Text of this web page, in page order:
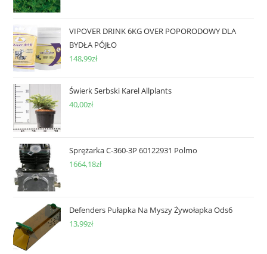
VIPOVER DRINK 6KG OVER POPORODOWY DLA
BYDŁA PÓJŁO
148,99zł
Świerk Serbski Karel Allplants
40,00zł
Sprężarka C-360-3P 60122931 Polmo
1664,18zł
Defenders Pułapka Na Myszy Żywołapka Ods6
13,99zł